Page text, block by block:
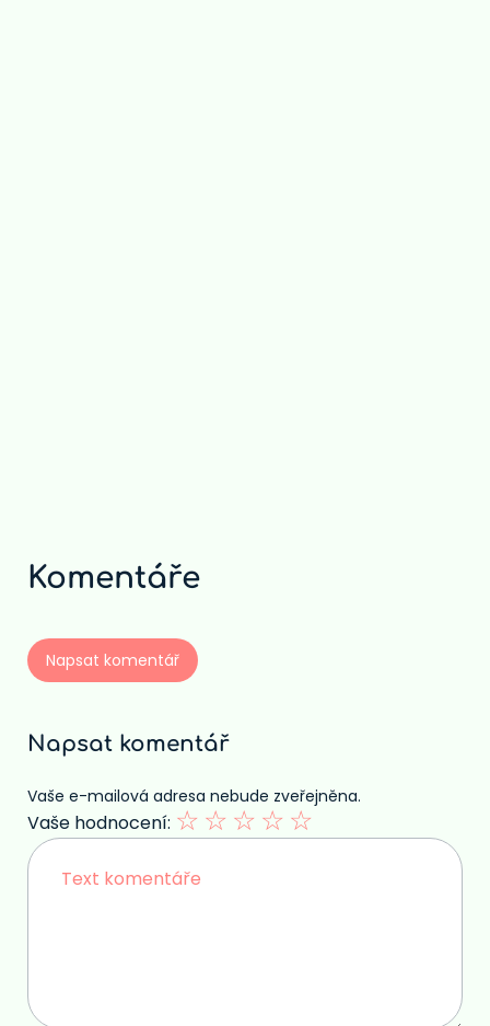
Komentáře
Napsat komentář
Napsat komentář
Vaše e-mailová adresa nebude zveřejněna.
Vaše hodnocení: ☆
☆
☆
☆
☆